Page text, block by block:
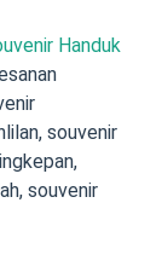
Handuk
, souvenir
souvenir